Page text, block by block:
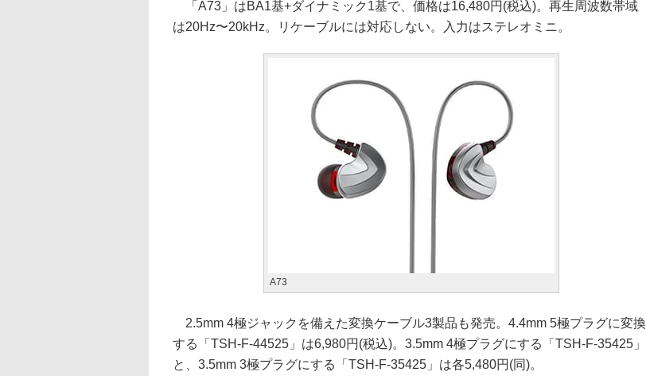
「A73」はBA1基+ダイナミック1基で、価格は16,480円(税込)。再生周波数帯域
は20Hz〜20kHz。リケーブルには対応しない。入力はステレオミニ。
A73
2.5mm 4極ジャックを備えた変換ケーブル3製品も発売。4.4mm 5極プラグに変換
する「TSH-F-44525」は6,980円(税込)。3.5mm 4極プラグにする「TSH-F-35425」
と、3.5mm 3極プラグにする「TSH-F-35425」は各5,480円(同)。